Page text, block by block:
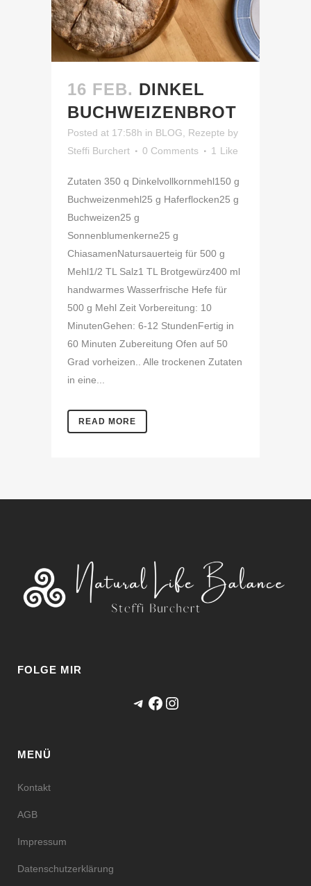
16 FEB. DINKEL
BUCHWEIZENBROT
Posted at 17:58h in BLOG Rezepte by
Steffi Burchert
0 Comments 1 Like
Zutaten 350 q Dinkelvollkornmehl150 g
Buchweizenmehl25 g Haferflocken25 g
Buchweizen25 g
Sonnenblumenkerne25 g
ChiasamenNatursauerteig für 500 g
Mehl1/2 TL Salz1 TL Brotgewürz400 ml
handwarmes Wasserfrische Hefe für
500 g Mehl Zeit Vorbereitung: 10
MinutenGehen: 6-12 StundenFertig in
60 Minuten Zubereitung Ofen auf 50
Grad vorheizen.. Alle trockenen Zutaten
in eine...
READ MORE
FOLGE MIR
Telegram
Facebook
Instagram
MENÜ
Kontakt
AGB
Impressum
Datenschutzerklärung